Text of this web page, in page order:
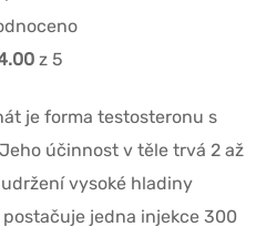
z 5
je forma testosteronu s
účinnost v těle trvá 2 až
vysoké hladiny
jedna injekce 300